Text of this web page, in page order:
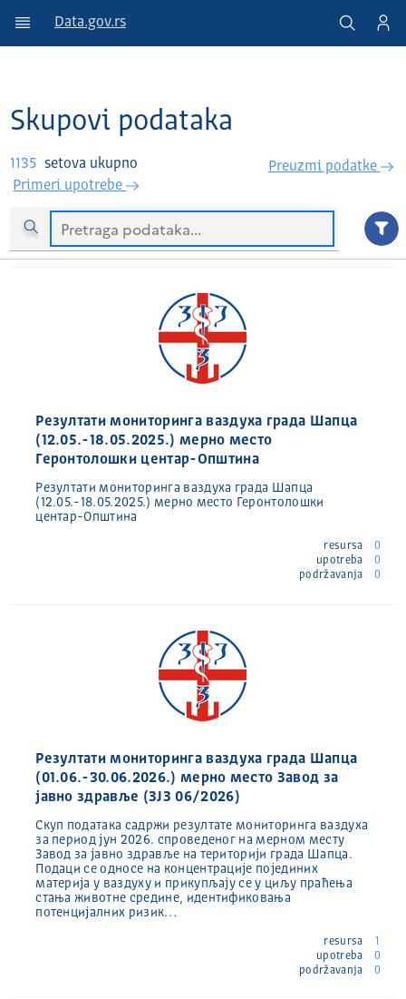
Data.gov.rs
Skupovi podataka
1135 setova ukupno
Primeri upotrebe
Preuzmi podatke
Резултати мониторинга ваздуха града Шапца
(12.05.-18.05.2025.) мерно место
Геронтолошки центар-Општина
Резултати мониторинга ваздуха града Шапца
(12.05.-18.05.2025.) мерно место Геронтолошки
центар-Општина
resursa
0
upotreba
0
podržavanja
0
Резултати мониторинга ваздуха града Шапца
(01.06.-30.06.2026.) мерно место Завод за
јавно здравље (ЗЈЗ 06/2026)
Скуп података садржи резултате мониторинга ваздуха
за период јун 2026. спроведеног на мерном месту
Завод за јавно здравље на територији града Шапца.
Подаци се односе на концентрације појединих
материја у ваздуху и прикупљају се у циљу праћења
стања животне средине, идентификовања
потенцијалних ризик…
resursa
1
upotreba
0
podržavanja
0